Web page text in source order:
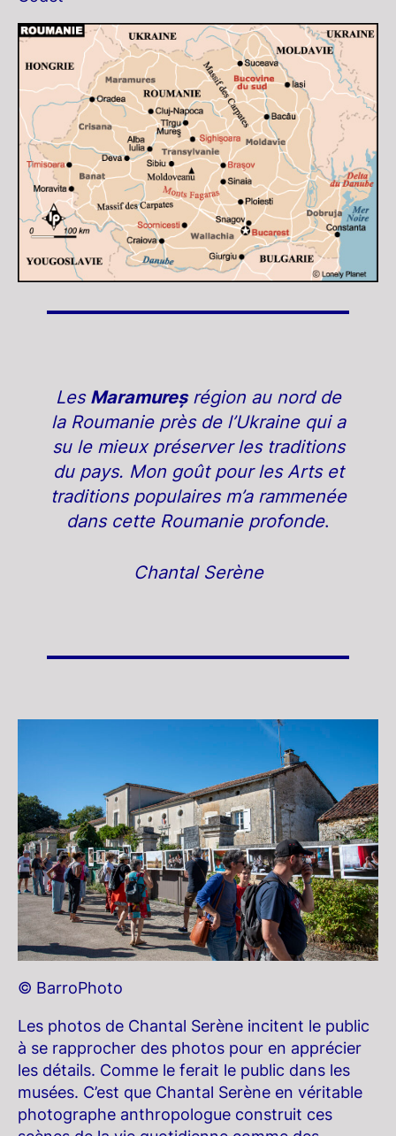
Les Maramureșrégion au nord de
la Roumanie près de l’Ukraine qui a
su le mieux préserver les traditions
du pays. Mon goût pour les Arts et
traditions populaires m’a rammenée
dans cette Roumanie profonde.
Chantal Serène
© BarroPhoto
Les photos de Chantal Serène incitent le public
à se rapprocher des photos pour en apprécier
les détails. Comme le ferait le public dans les
musées. C’est que Chantal Serène en véritable
photographe anthropologue construit ces